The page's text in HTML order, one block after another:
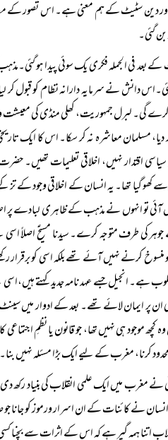
دین سٹیٹ کے ہم معنی ہے۔ اس تصور کے
گئی۔
بعد فی الجملہ فکری یک سوئی پیدا ہو
دانش نے سرمایہ دارانہ نظام کو قبول کر
گی۔ لبرل جمہوریت، کھلی منڈی کی
مسلمان معاشرہ نہ کر سکا۔ اس کا ایک
سیاسی اقتدار نہیں، اخلاقی تعلیمات تھیں۔
گیا تھا۔ یہ انسان کے اخلاقی وجود کے
آئی تو انہوں نے مذہب کے ظاہری لبادے پر
کی طرف متوجہ کرے۔ سیدنا مسیحؑ اصلاً
کرنے نہیں آئے تھے بلکہ اسی کو برقرار
ہے۔ انجیل جسے عہد نامہ جدید کہتے ہیں،اسی
پر ایمان لائے تھے۔ بعد کے ادوار میں سینٹ
موجود ہی نہیں تھا، جو قانون یا نظمِ اجتماعی
کرنا، مغرب کے لیے ایک بڑا مسئلہ نہیں
مغرب میں ایک علمی انقلاب کی بنیاد رکھ
نے کائنات کے ان اسرار ورموز کو جانا
اتنا ہمہ گیر ہے کہ اس کے اثرات سے بچنا